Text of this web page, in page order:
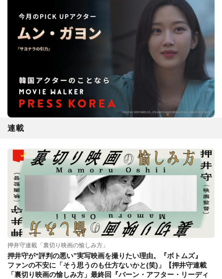
連載
押井守連載「裏切り映画の愉しみ方」
押井守が“評判の悪い”実写映画を撮りたい理由。『ボトムズ』
ファンの不安に「そう思うのも仕方ないかと(笑)」【押井守連載
「裏切り映画の愉しみ方」最終回『バーン・アフター・リーディ